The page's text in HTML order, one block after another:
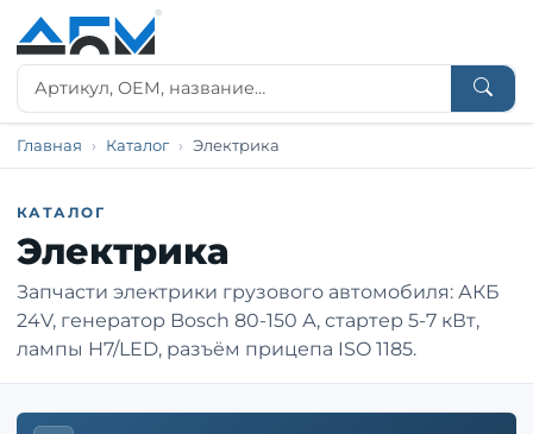
Главная Каталог Электрика
КАТАЛОГ
Электрика
Запчасти электрики грузового автомобиля: АКБ
24V, генератор Bosch 80-150 А, стартер 5-7 кВт,
лампы H7/LED, разъём прицепа ISO 1185.